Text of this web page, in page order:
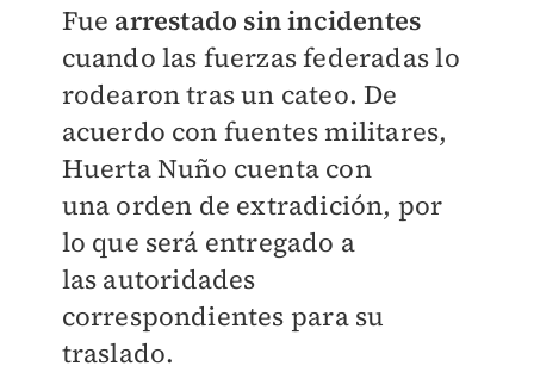
Fue arrestado sin incidentes
cuando las fuerzas federadas lo
rodearon tras un cateo. De
acuerdo con fuentes militares,
Huerta Nuño cuenta con
una orden de extradición, por
lo que será entregado a
las autoridades
correspondientes para su
traslado.